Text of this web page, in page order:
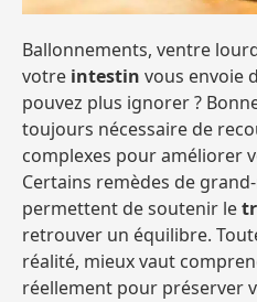
Ballonnements, ventre
votre intestin vous envoie
pouvez plus ignorer ?
toujours nécessaire de
complexes pour améliorer
Certains remèdes de
permettent de soutenir le
retrouver un équilibre.
réalité, mieux vaut
réellement pour préserver